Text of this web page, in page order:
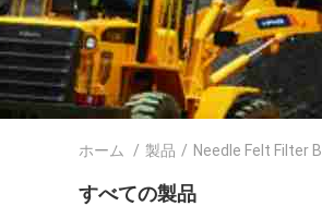
ホーム / 製品 / Needle Felt Filter
すべての製品